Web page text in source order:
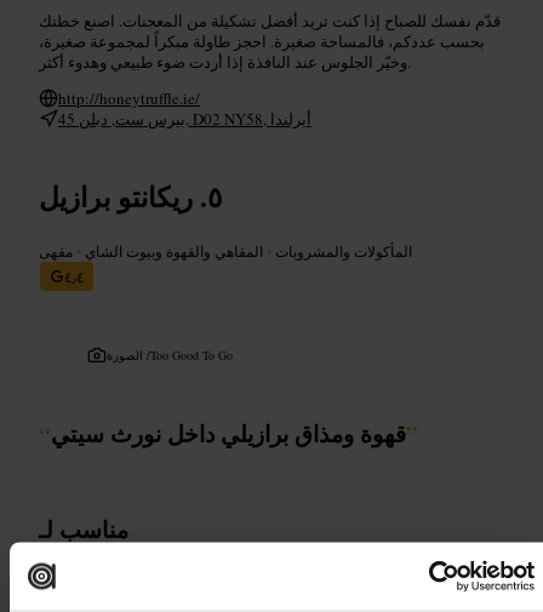
قدّم نفسك للصباح إذا كنت تريد أفضل تشكيلة من المعجنات. اصنع خطتك
بحسب عددكم، فالمساحة صغيرة. احجز طاولة مبكراً لمجموعة صغيرة،
وخيّر الجلوس عند النافذة إذا أردت ضوء طبيعي وهدوء أكثر.
http://honeytruffle.ie/
45 بيرس ست, دبلن, D02 NY58, أيرلندا
ريكانتو برازيل
المأكولات والمشروبات • المقاهي والقهوة وبيوت الشاي • مقهى
٤٫٤
الصورة /Too Good To Go
“قهوة ومذاق برازيلي داخل نورث سيتي”
مناسب لـ
# #استراحة